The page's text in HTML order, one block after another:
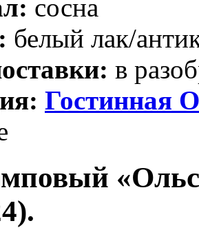
сосна
белый лак/
в
Гостинная